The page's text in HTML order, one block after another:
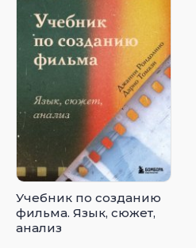
Учебник по созданию
фильма. Язык, сюжет,
анализ